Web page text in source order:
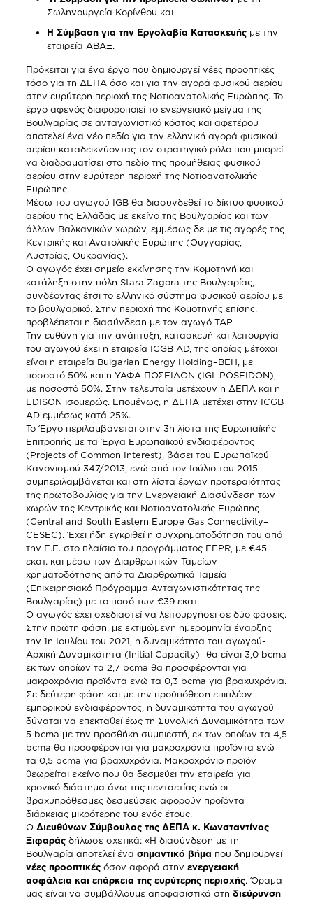
Σωληνουργεία Κορίνθου και
Η Σύμβαση για την Εργολαβία Κατασκευήςμε την
εταιρεία ΑΒΑΞ.
Πρόκειται για ένα έργο που δημιουργεί νέες προοπτικές
τόσο για τη ΔΕΠΑ όσο και για την αγορά φυσικού αερίου
στην ευρύτερη περιοχή της Νοτιοανατολικής Ευρώπης. Το
έργο αφενός διαφοροποιεί το ενεργειακό μείγμα της
Βουλγαρίας σε ανταγωνιστικό κόστος και αφετέρου
αποτελεί ένα νέο πεδίο για την ελληνική αγορά φυσικού
αερίου καταδεικνύοντας τον στρατηγικό ρόλο που μπορεί
να διαδραματίσει στο πεδίο της προμήθειας φυσικού
αερίου στην ευρύτερη περιοχή της Νοτιοανατολικής
Ευρώπης.
Μέσω του αγωγού IGB θα διασυνδεθεί το δίκτυο φυσικού
αερίου της Ελλάδας με εκείνο της Βουλγαρίας και των
άλλων Βαλκανικών χωρών, εμμέσως δε με τις αγορές της
Κεντρικής και Ανατολικής Ευρώπης (Ουγγαρίας,
Αυστρίας, Ουκρανίας).
Ο αγωγός έχει σημείο εκκίνησης την Κομοτηνή και
κατάληξη στην πόλη Stara Zagora της Βουλγαρίας,
συνδέοντας έτσι το ελληνικό σύστημα φυσικού αερίου με
το βουλγαρικό. Στην περιοχή της Κομοτηνής επίσης,
προβλέπεται η διασύνδεση με τον αγωγό ΤΑP.
Την ευθύνη για την ανάπτυξη, κατασκευή και λειτουργία
του αγωγού έχει η εταιρεία ICGB AD, της οποίας μέτοχοι
είναι η εταιρεία Bulgarian Energy Holding–BEH, με
ποσοστό 50% και η ΥΑΦΑ ΠΟΣΕΙΔΩΝ (IGI–POSEIDON),
με ποσοστό 50%. Στην τελευταία μετέχουν η ΔΕΠΑ και η
EDΙSON ισομερώς. Επομένως, η ΔΕΠΑ μετέχει στην ICGB
AD εμμέσως κατά 25%.
Το Έργο περιλαμβάνεται στην 3η λίστα της Ευρωπαϊκής
Επιτροπής με τα Έργα Ευρωπαϊκού ενδιαφέροντος
(Projects of Common Interest), βάσει του Ευρωπαϊκού
Κανονισμού 347/2013, ενώ από τον Ιούλιο του 2015
συμπεριλαμβάνεται και στη λίστα έργων προτεραιότητας
της πρωτοβουλίας για την Ενεργειακή Διασύνδεση των
χωρών της Κεντρικής και Νοτιοανατολικής Ευρώπης
(Central and South Eastern Europe Gas Connectivity–
CESEC). Έχει ήδη εγκριθεί η συγχρηματοδότηση του από
την Ε.Ε. στο πλαίσιο του προγράμματος ΕΕPR, με €45
εκατ. και μέσω των Διαρθρωτικών Ταμείων
χρηματοδότησης από τα Διαρθρωτικά Ταμεία
(Επιχειρησιακό Πρόγραμμα Ανταγωνιστικότητας της
Βουλγαρίας) με το ποσό των €39 εκατ.
Ο αγωγός έχει σχεδιαστεί να λειτουργήσει σε δύο φάσεις.
Στην πρώτη φάση, με εκτιμώμενη ημερομηνία έναρξης
την 1η Ιουλίου του 2021, η δυναμικότητα του αγωγού-
Αρχική Δυναμικότητα (Initial Capacity)- θα είναι 3,0 bcma
εκ των οποίων τα 2,7 bcma θα προσφέρονται για
μακροχρόνια προϊόντα ενώ τα 0,3 bcma για βραχυχρόνια.
Σε δεύτερη φάση και με την προϋπόθεση επιπλέον
εμπορικού ενδιαφέροντος, η δυναμικότητα του αγωγού
δύναται να επεκταθεί έως τη Συνολική Δυναμικότητα των
5 bcma με την προσθήκη συμπιεστή, εκ των οποίων τα 4,5
bcma θα προσφέρονται για μακροχρόνια προϊόντα ενώ
τα 0,5 bcma για βραχυχρόνια. Μακροχρόνιο προϊόν
θεωρείται εκείνο που θα δεσμεύει την εταιρεία για
χρονικό διάστημα άνω της πενταετίας ενώ οι
βραχυπρόθεσμες δεσμεύσεις αφορούν προϊόντα
διάρκειας μικρότερης του ενός έτους.
Ο Διευθύνων Σύμβουλος της ΔΕΠΑ κ. Κωνσταντίνος
Ξιφαράςδήλωσε σχετικά: «Η διασύνδεση με τη
Βουλγαρία αποτελεί ένα σημαντικό βήμα που δημιουργεί
νέες προοπτικέςόσον αφορά στην ενεργειακή
ασφάλεια και επάρκεια της ευρύτερης περιοχής. Όραμα
μας είναι να συμβάλλουμε αποφασιστικά στη διεύρυνση